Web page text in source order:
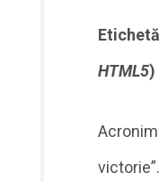
HTML5)
victorie”.